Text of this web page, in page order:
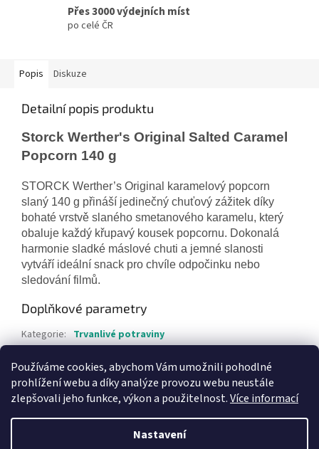
Používáme cookies, abychom Vám umožnili pohodlné
prohlížení webu a díky analýze provozu webu neustále
zlepšovali jeho funkce, výkon a použitelnost.Více informací
Nastavení
Přes 3000 výdejních míst
po celé ČR
Popis Diskuze
Detailní popis produktu
Storck Werther's Original Salted Caramel
Popcorn 140 g
STORCK Werther’s Original karamelový popcorn
slaný 140 g přináší jedinečný chuťový zážitek díky
bohaté vrstvě slaného smetanového karamelu, který
obaluje každý křupavý kousek popcornu. Dokonalá
harmonie sladké máslové chuti a jemné slanosti
vytváří ideální snack pro chvíle odpočinku nebo
sledování filmů.
Doplňkové parametry
Kategorie: Trvanlivé potraviny
EAN: 4014400935677
Vytvořil Shoptet